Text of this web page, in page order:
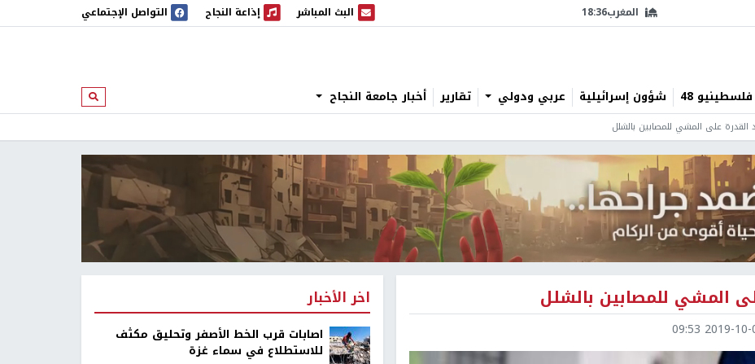
المغرب18:36 البث المباشر
البث المباشر إذاعة النجاح
إذاعة النجاح التواصل الإجتماعي
فلسطينيو 48 شؤون إسرائيلية عربي ودولي تقارير أخبار جامعة النجاح ابحث
على المشي للمصابين بالشلل
المشي للمصابين بالشلل
2019-10-08
اخر الأخبار
اصابات قرب الخط الأصفر وتحليق مكثف
للاستطلاع في سماء غزة